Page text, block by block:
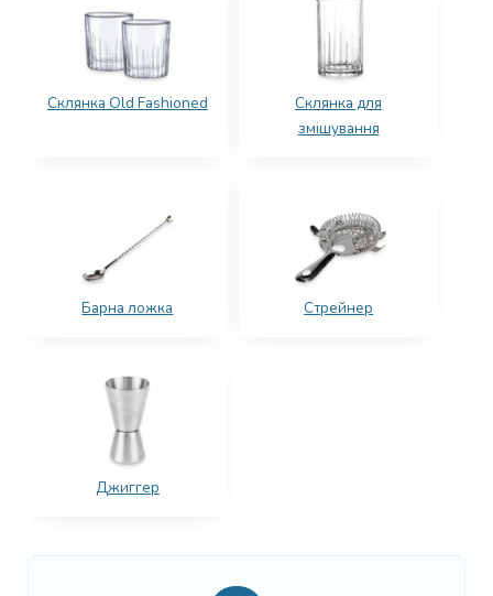
Склянка Old Fashioned
Склянка для
змішування
Барна ложка Стрейнер
Джиггер